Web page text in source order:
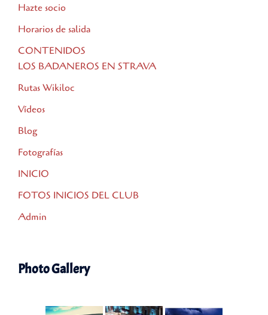
Hazte socio
Horarios de salida
CONTENIDOS
LOS BADANEROS EN STRAVA
Rutas Wikiloc
Vídeos
Blog
Fotografías
INICIO
FOTOS INICIOS DEL CLUB
Admin
Photo Gallery